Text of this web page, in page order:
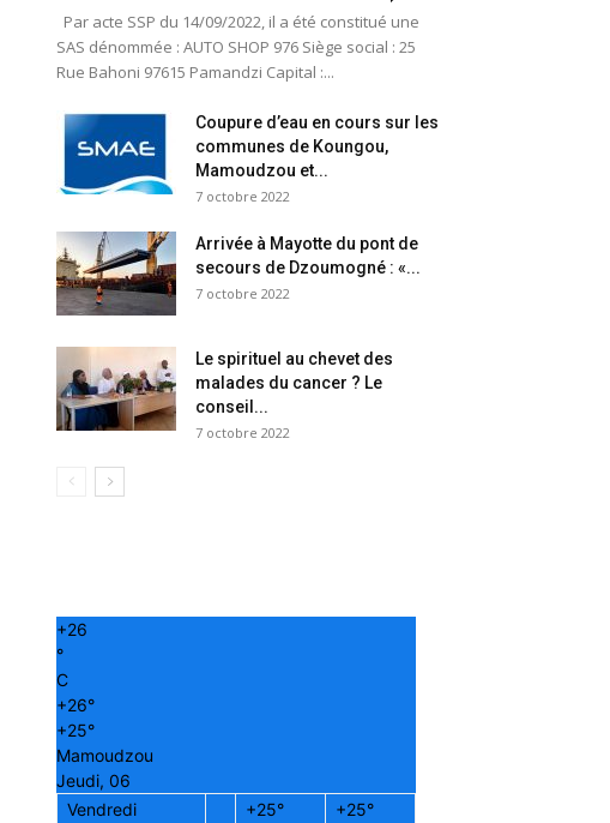
Par acte SSP du 14/09/2022, il a été constitué une
SAS dénommée : AUTO SHOP 976 Siège social : 25
Rue Bahoni 97615 Pamandzi Capital :...
Coupure d’eau en cours sur les
communes de Koungou,
Mamoudzou et...
7 octobre 2022
Arrivée à Mayotte du pont de
secours de Dzoumogné : «...
7 octobre 2022
Le spirituel au chevet des
malades du cancer ? Le
conseil...
7 octobre 2022
+26
°
C
+26°
+25°
Mamoudzou
Jeudi, 06
Vendredi
+25° +25°